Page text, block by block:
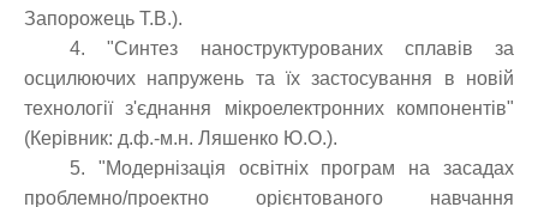
Запорожець Т.В.).
4. "Синтез наноструктурованих сплавів за
осцилюючих напружень та їх застосування в новій
технології з'єднання мікроелектронних компонентів"
(Керівник: д.ф.-м.н. Ляшенко Ю.О.).
5. "Модернізація освітніх програм на засадах
проблемно/проектно орієнтованого навчання